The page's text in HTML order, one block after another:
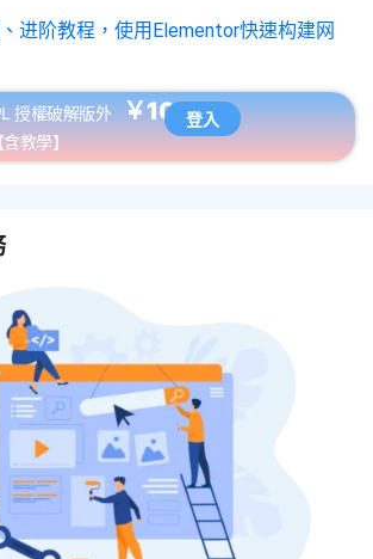
进阶教程，使用Elementor快速构建网
授權破解版外
教學】
￥10 登入